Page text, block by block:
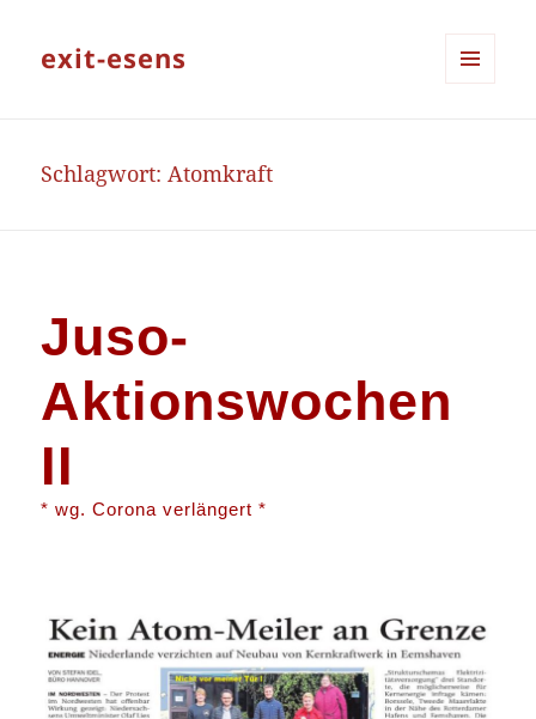
exit-esens
Schlagwort:Atomkraft
Juso-
Aktionswochen
II
* wg. Corona verlängert *